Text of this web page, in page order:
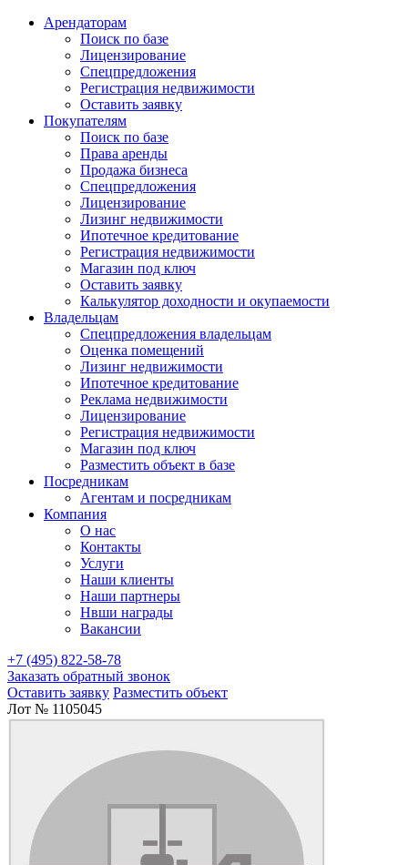
Арендаторам
Поиск по базе
Лицензирование
Спецпредложения
Регистрация недвижимости
Оставить заявку
Покупателям
Поиск по базе
Права аренды
Продажа бизнеса
Спецпредложения
Лицензирование
Лизинг недвижимости
Ипотечное кредитование
Регистрация недвижимости
Магазин под ключ
Оставить заявку
Калькулятор доходности и окупаемости
Владельцам
Спецпредложения владельцам
Оценка помещений
Лизинг недвижимости
Ипотечное кредитование
Реклама недвижимости
Лицензирование
Регистрация недвижимости
Магазин под ключ
Разместить объект в базе
Посредникам
Агентам и посредникам
Компания
О нас
Контакты
Услуги
Наши клиенты
Наши партнеры
Нвши награды
Вакансии
+7 (495) 822-58-78
Заказать обратный звонок
Оставить заявку Разместить объект
Лот № 1105045